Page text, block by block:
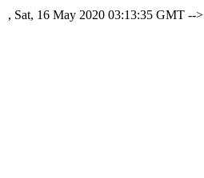
, Sat, 16 May 2020 03:13:35 GMT -->